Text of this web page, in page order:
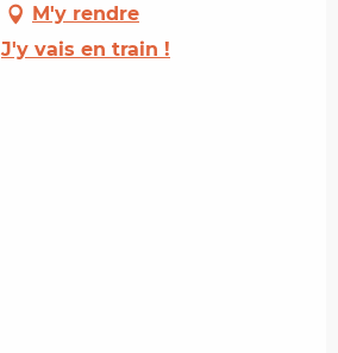
M'y rendre
J'y vais en train !